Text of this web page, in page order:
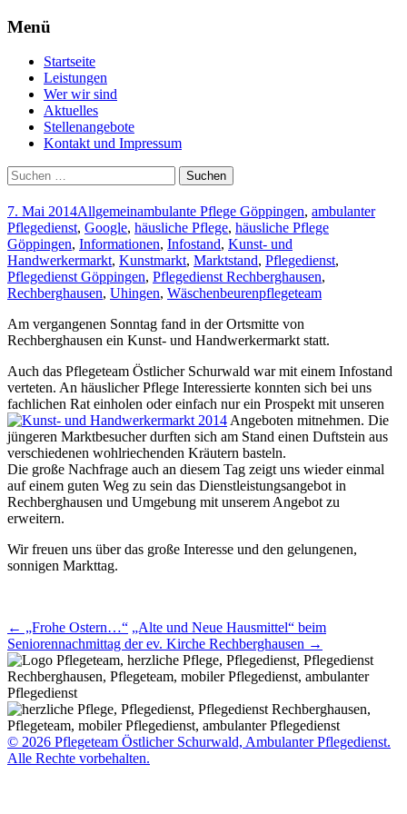
Pflegeteam Östlicher
Schurwald
Pflegedienst Rechberghausen
Menü
Zum
Inhalt
springen
Startseite
Leistungen
Wer wir sind
Aktuelles
Stellenangebote
Kontakt und Impressum
Suchen
nach:
7. Mai 2014Allgemeinambulante Pflege Göppingen, ambulanter
Pflegedienst, Google, häusliche Pflege, häusliche Pflege
Göppingen, Informationen, Infostand, Kunst- und
Handwerkermarkt, Kunstmarkt, Marktstand, Pflegedienst,
Pflegedienst Göppingen, Pflegedienst Rechberghausen,
Rechberghausen, Uhingen, Wäschenbeurenpflegeteam
Am vergangenen Sonntag fand in der Ortsmitte von
Rechberghausen ein Kunst- und Handwerkermarkt statt.
Auch das Pflegeteam Östlicher Schurwald war mit einem Infostand
verteten. An häuslicher Pflege Interessierte konnten sich bei uns
fachlichen Rat einholen oder einfach nur ein Prospekt mit unseren
Angeboten mitnehmen. Die
jüngeren Marktbesucher durften sich am Stand einen Duftstein aus
verschiedenen wohlriechenden Kräutern basteln.
Die große Nachfrage auch an diesem Tag zeigt uns wieder einmal
auf einem guten Weg zu sein das Dienstleistungsangebot in
Rechberghausen und Umgebung mit unserem Angebot zu
erweitern.
Wir freuen uns über das große Interesse und den gelungenen,
sonnigen Markttag.
Beitragsnavigation
← „Frohe Ostern…“ „Alte und Neue Hausmittel“ beim
Seniorennachmittag der ev. Kirche Rechberghausen →
© 2026 Pflegeteam Östlicher Schurwald, Ambulanter Pflegedienst.
Alle Rechte vorbehalten.